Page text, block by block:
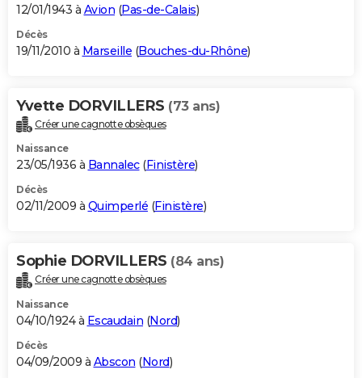
12/01/1943 à Avion (Pas-de-Calais)
Décès
19/11/2010 à Marseille (Bouches-du-Rhône)
Yvette DORVILLERS (73 ans)
Créer une cagnotte obsèques
Naissance
23/05/1936 à Bannalec(Finistère)
Décès
02/11/2009 à Quimperlé (Finistère)
Sophie DORVILLERS (84 ans)
Créer une cagnotte obsèques
Naissance
04/10/1924 à Escaudain (Nord)
Décès
04/09/2009 à Abscon (Nord)